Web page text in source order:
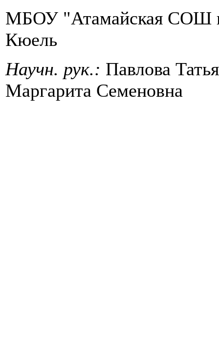
МБОУ "Атамайская СОШ
Кюель
Научн. рук.: Павлова
Маргарита Семеновна